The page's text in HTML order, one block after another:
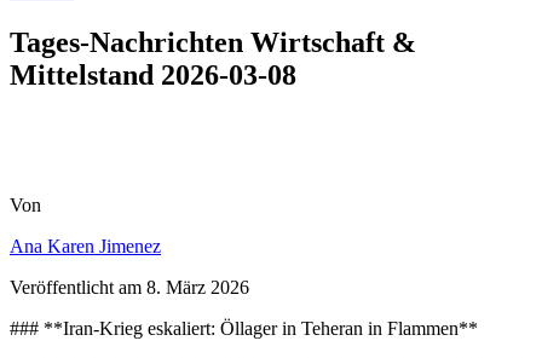
Tages-Nachrichten Wirtschaft &
Mittelstand 2026-03-08
Von
Ana Karen Jimenez
Veröffentlicht am 8. März 2026
### **Iran-Krieg eskaliert: Öllager in Teheran in Flammen**